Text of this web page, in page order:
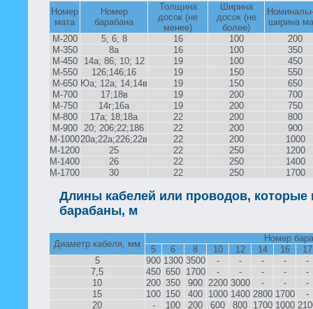
Номер
мата
Номер
барабана
Толщина
досок (не
менее)
Ширина
досок (не
более)
ширина
М-200
5; 6; 8 16 100
200
М-350
8а 16 100
350
М-450
14а; 86; 10; 12 19 100
450
М-550
126;146;16 19 150
550
М-650 Юа; 12а; 14;14в 19 150
650
М-700
17;18в 19 200
700
М-750
14г;16а 19 200
750
М-800
17а; 18;18а 22 200
800
М-900
20; 206;22;186 22 200
900
М-100020а;22а;226;22в 22 200
1000
М-1200
25 22 250
1200
М-1400
26 22 250
1400
М-1700
30 22 250 1700
Длины кабелей или проводов, которые
барабаны, м
Диаметр кабеля, мм
Номер
5
6 8 10 12 14 16
17
5
900 1300 3500 - - - -
-
7,5
450 650 1700 - - - -
-
10
200 350 900 2200 3000 - -
-
15
100 150 400 1000 1400 2800 1700
-
20
- 100 200 600 800 1700 1000